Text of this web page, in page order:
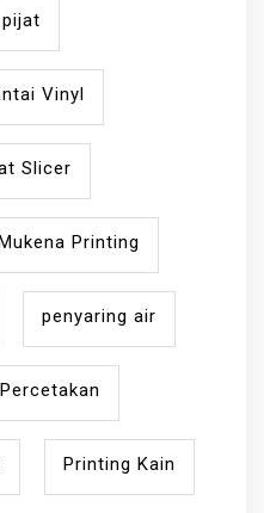
Vinyl
Slicer
Printing
penyaring air
Percetakan
Printing Kain